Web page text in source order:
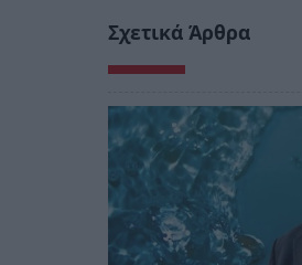
Σχετικά Άρθρα